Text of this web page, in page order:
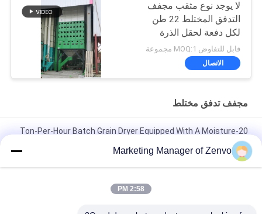
لا يوجد نوع مثقب مجفف
التدفق المختلط 22 طن
لكل دفعة لحقل الذرة
قابل للتفاوض MOQ:1 مجموعة
الاتصال
مجفف تدفق مختلط
20-Ton-Per-Hour Batch Grain Dryer Equipped With A Moisture
Detector
كل دفعة من 30 طنًا بدون لولب L، تشغيل بسيط للمجفف، مجفف
Marketing Manager of Zenvo
2:58 PM